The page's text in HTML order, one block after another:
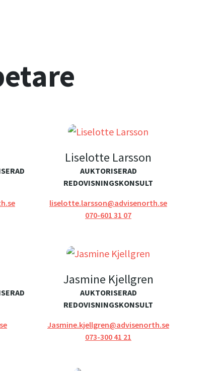
Liselotte Larsson
AUKTORISERAD
REDOVISNINGSKONSULT
liselotte.larsson@advisenorth.se
070-601 31 07
Jasmine Kjellgren
AUKTORISERAD
REDOVISNINGSKONSULT
Jasmine.kjellgren@advisenorth.se
073-300 41 21